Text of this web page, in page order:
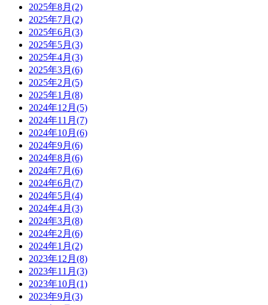
2025年8月(2)
2025年7月(2)
2025年6月(3)
2025年5月(3)
2025年4月(3)
2025年3月(6)
2025年2月(5)
2025年1月(8)
2024年12月(5)
2024年11月(7)
2024年10月(6)
2024年9月(6)
2024年8月(6)
2024年7月(6)
2024年6月(7)
2024年5月(4)
2024年4月(3)
2024年3月(8)
2024年2月(6)
2024年1月(2)
2023年12月(8)
2023年11月(3)
2023年10月(1)
2023年9月(3)